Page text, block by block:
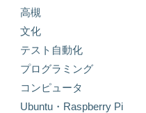
高槻
文化
テスト自動化
プログラミング
コンピュータ
Ubuntu・Raspberry Pi